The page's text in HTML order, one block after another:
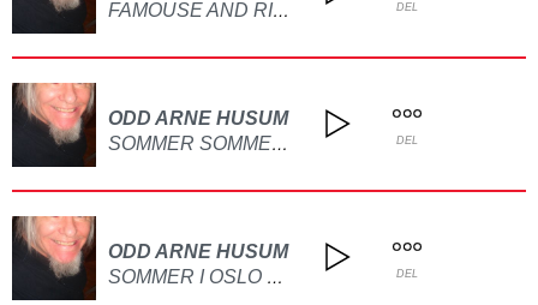
FAMOUSE AND RICH LAGET PÅ GITAR DEL
ODD ARNE HUSUM
SOMMER SOMMER DET ER DET VI VI HA LAGET PÅ GITAR OG PIANO DEL
ODD ARNE HUSUM
SOMMER I OSLO BY LAGET PÅ GITAR DEL